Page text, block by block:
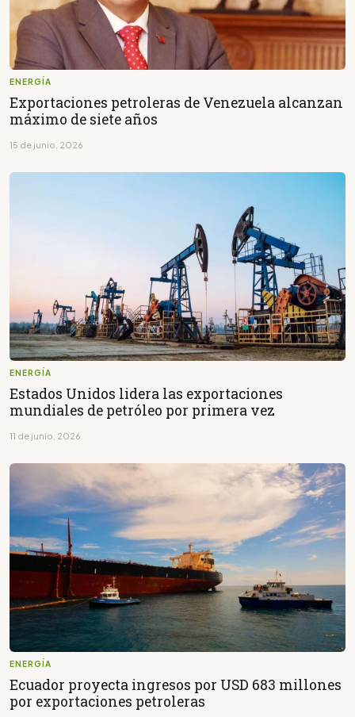
ENERGÍA
Exportaciones petroleras de Venezuela alcanzan
máximo de siete años
15 de junio, 2026
ENERGÍA
Estados Unidos lidera las exportaciones
mundiales de petróleo por primera vez
11 de junio, 2026
ENERGÍA
Ecuador proyecta ingresos por USD 683 millones
por exportaciones petroleras